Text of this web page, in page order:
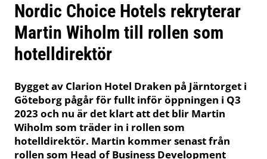
Nordic Choice Hotels rekryterar
Martin Wiholm till rollen som
hotelldirektör
Bygget av Clarion Hotel Draken på Järntorget i
Göteborg pågår för fullt inför öppningen i Q3
2023 och nu är det klart att det blir Martin
Wiholm som träder in i rollen som
hotelldirektör. Martin kommer senast från
rollen som Head of Business Development